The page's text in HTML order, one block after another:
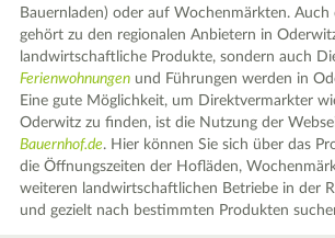
Bauernladen) oder auf Wochenmärkten.
gehört zu den regionalen Anbietern in
landwirtschaftliche Produkte, sondern auch
Ferienwohnungen und Führungen werden in
Eine gute Möglichkeit, um Direktvermarkter
Oderwitz zu finden, ist die Nutzung der
Bauernhof.de. Hier können Sie sich über das
die Öffnungszeiten der Hofläden,
weiteren landwirtschaftlichen Betriebe in der
und gezielt nach bestimmten Produkten